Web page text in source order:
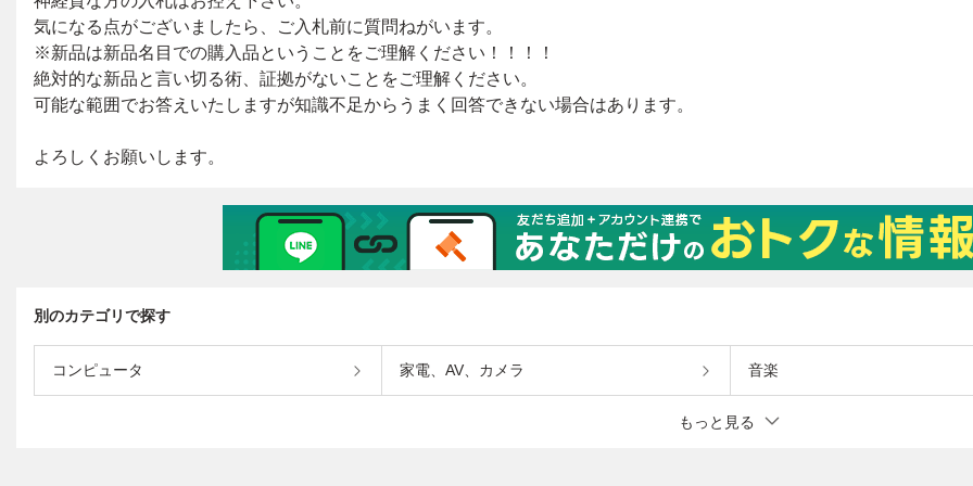
別のカテゴリで探す
コンピュータ 家電、AV、カメラ 音楽
もっと見る